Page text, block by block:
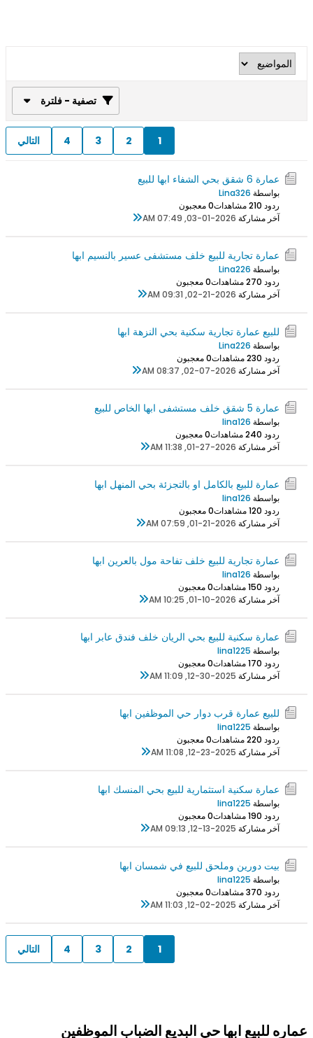
تصفية - فلترة
1
2
3
4 التالي
عمارة 6 شقق بحي الشفاء ابها للبيع
بواسطة Lina326
ردود 0
21 مشاهدات
0 معجبون
آخر مشاركة 03-01-2026, 07:49 AM
عمارة تجارية للبيع خلف مستشفى عسير بالنسيم ابها
بواسطة Lina226
ردود 0
27 مشاهدات
0 معجبون
آخر مشاركة 02-21-2026, 09:31 AM
للبيع عمارة تجارية سكنية بحي النزهة ابها
بواسطة Lina226
ردود 0
23 مشاهدات
0 معجبون
آخر مشاركة 02-07-2026, 08:37 AM
عمارة 5 شقق خلف مستشفى ابها الخاص للبيع
بواسطة lina126
ردود 0
24 مشاهدات
0 معجبون
آخر مشاركة 01-27-2026, 11:38 AM
عمارة للبيع بالكامل او بالتجزئة بحي المنهل ابها
بواسطة lina126
ردود 0
12 مشاهدات
0 معجبون
آخر مشاركة 01-21-2026, 07:59 AM
عمارة تجارية للبيع خلف تفاحة مول بالعرين ابها
بواسطة lina126
ردود 0
15 مشاهدات
0 معجبون
آخر مشاركة 01-10-2026, 10:25 AM
عمارة سكنية للبيع بحي الريان خلف فندق عابر ابها
بواسطة lina1225
ردود 0
17 مشاهدات
0 معجبون
آخر مشاركة 12-30-2025, 11:09 AM
للبيع عمارة قرب دوار حي الموظفين ابها
بواسطة lina1225
ردود 0
22 مشاهدات
0 معجبون
آخر مشاركة 12-23-2025, 11:08 AM
عمارة سكنية استثمارية للبيع بحي المنسك ابها
بواسطة lina1225
ردود 0
19 مشاهدات
0 معجبون
آخر مشاركة 12-13-2025, 09:13 AM
بيت دورين وملحق للبيع في شمسان ابها
بواسطة lina1225
ردود 0
37 مشاهدات
0 معجبون
آخر مشاركة 12-02-2025, 11:03 AM
1
2
3
4 التالي
عماره للبيع ابها حي البديع الضباب الموظفين